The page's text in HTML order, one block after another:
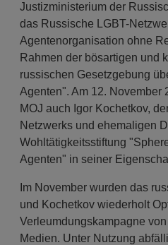
Justizministerium der
das Russische LGBT-
Agentenorganisation ohne
Rahmen der bösartigen und
russischen Gesetzgebung
Agenten". Am 12. November
MOJ auch Igor Kochetkov,
Netzwerks und ehemaligen
Wohltätigkeitsstiftung
Agenten" in seiner
Im November wurden das
und Kochetkov wiederholt
Verleumdungskampagne
Medien. Unter Nutzung